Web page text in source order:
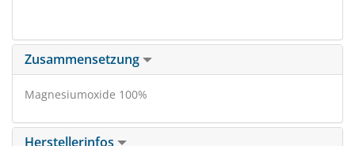
Zusammensetzung
Magnesiumoxide 100%
Herstellerinfos